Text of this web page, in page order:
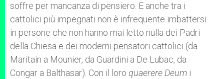
soffre per mancanza di pensiero. E anche tra i
cattolici più impegnati non è infrequente imbattersi
in persone che non hanno mai letto nulla dei Padri
della Chiesa e dei moderni pensatori cattolici (da
Maritain a Mounier, da Guardini a De Lubac, da
Congar a Balthasar). Con il loro quaerere Deum i